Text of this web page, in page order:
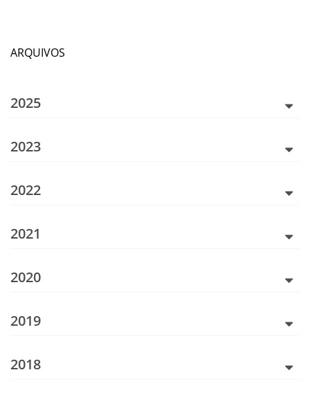
ARQUIVOS
2025
2023
2022
2021
2020
2019
2018